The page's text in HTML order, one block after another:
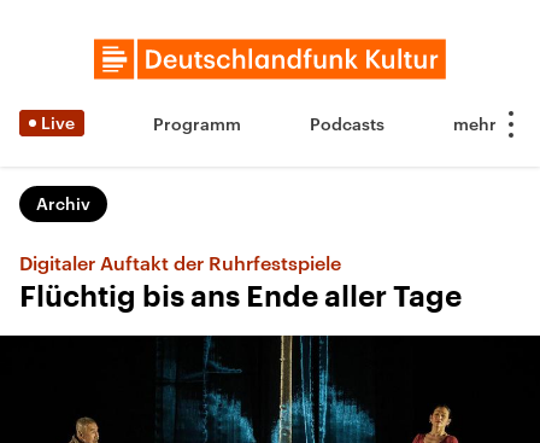
Live Programm Podcasts
Archiv
Digitaler Auftakt der Ruhrfestspiele
Flüchtig bis ans Ende aller Tage